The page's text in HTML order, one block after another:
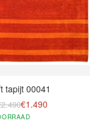
tapijt 00041
€1.490